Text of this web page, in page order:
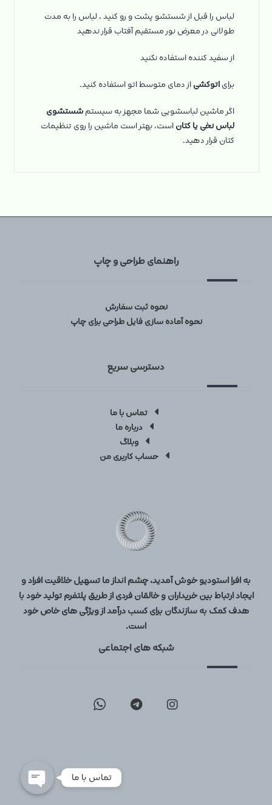
لباس را قبل از شستشو پشت و رو کنید ، لباس را به مدت
طولانی در معرض نور مستقیم آفتاب قرار ندهید
از سفید کننده استفاده نکنید
برایاتوکشیاز دمای متوسط اتو استفاده کنید.
اگر ماشین لباسشویی شما مجهز به سیستمشستشوی
لباس نخی یا کتاناست، بهتر است ماشین را روی تنظیمات
کتان قرار دهید.
راهنمای طراحی و چاپ
نحوه ثبت سفارش
نحوه آماده سازی فایل طراحی برای چاپ
دسترسی سریع
تماس با ما
درباره ما
وبلاگ
حساب کاربری من
به افرا استودیو خوش آمدید، چشم انداز ما تسهیل خلاقیت افراد و
ایجاد ارتباط بین خریداران و خالقان فردی از طریق پلتفرم تولید خود با
هدف کمک به سازندگان برای کسب درآمد از ویژگی های خاص خود
است.
شبکه های اجتماعی
تماس با ما